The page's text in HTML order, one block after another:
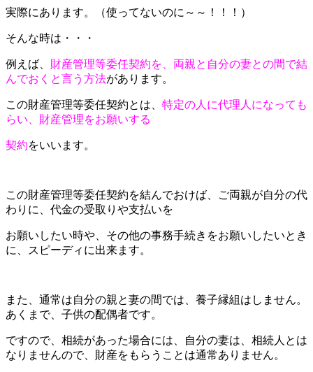
実際にあります。（使ってないのに～～！！！）
そんな時は・・・
例えば、 財産管理等委任契約を、両親と自分の妻との間で結
んでおくと言う方法があります。
この財産管理等委任契約とは、 特定の人に代理人になっても
らい、財産管理をお願いする
契約をいいます。
この財産管理等委任契約を結んでおけば、ご両親が自分の代
わりに、代金の受取りや支払いを
お願いしたい時や、その他の事務手続きをお願いしたいとき
に、スピーディに出来ます。
また、通常は自分の親と妻の間では、養子縁組はしません。
あくまで、子供の配偶者です。
ですので、相続があった場合には、自分の妻は、相続人とは
なりませんので、財産をもらうことは通常ありません。